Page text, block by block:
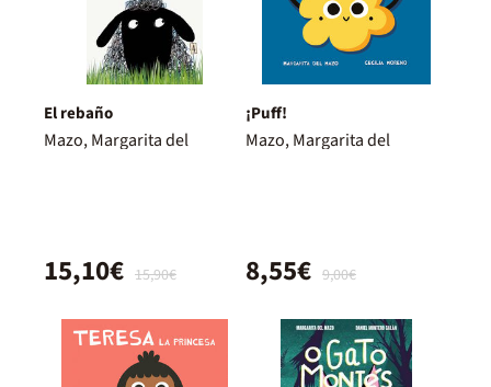
El rebaño
Mazo, Margarita del
15,90€
15,10€
¡Puff!
Mazo, Margarita del
9,00€
8,55€